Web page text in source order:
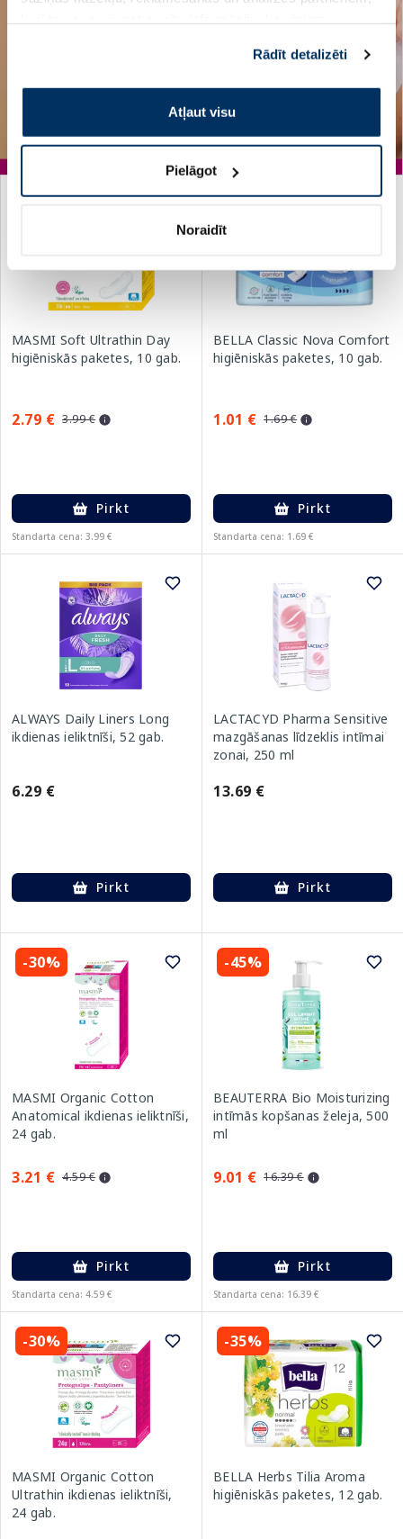
pakalpojumus. Ja piekrītat šo papildu sīkdatņu
izmantošanai, lūdzu, atzīmējiet savu izvēli:
Rādīt detalizēti
Atļaut visu
Pielāgot
Noraidīt
MASMI Soft Ultrathin Day
higiēniskās paketes, 10 gab.
2.79 € 3.99 €
Pirkt
Standarta cena: 3.99 €
BELLA Classic Nova Comfort
higiēniskās paketes, 10 gab.
1.01 € 1.69 €
Pirkt
Standarta cena: 1.69 €
ALWAYS Daily Liners Long
ikdienas ieliktnīši, 52 gab.
6.29 €
Pirkt
LACTACYD Pharma Sensitive
mazgāšanas līdzeklis intīmai
zonai, 250 ml
13.69 €
Pirkt
-30%
MASMI Organic Cotton
Anatomical ikdienas ieliktnīši,
24 gab.
3.21 € 4.59 €
Pirkt
Standarta cena: 4.59 €
-45%
BEAUTERRA Bio Moisturizing
intīmās kopšanas želeja, 500
ml
9.01 € 16.39 €
Pirkt
Standarta cena: 16.39 €
-30%
MASMI Organic Cotton
Ultrathin ikdienas ieliktnīši,
24 gab.
-35%
BELLA Herbs Tilia Aroma
higiēniskās paketes, 12 gab.